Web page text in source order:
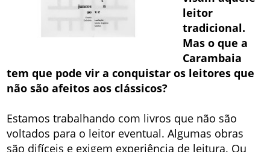
leitor
tradicional.
Mas o que a
Carambaia
tem que pode vir a conquistar os leitores que
não são afeitos aos clássicos?
Estamos trabalhando com livros que não são
voltados para o leitor eventual. Algumas obras
são difíceis e exigem experiência de leitura. Ou